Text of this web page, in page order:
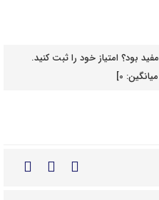
بود؟ امتیاز خود را ثبت کنید.
0
]